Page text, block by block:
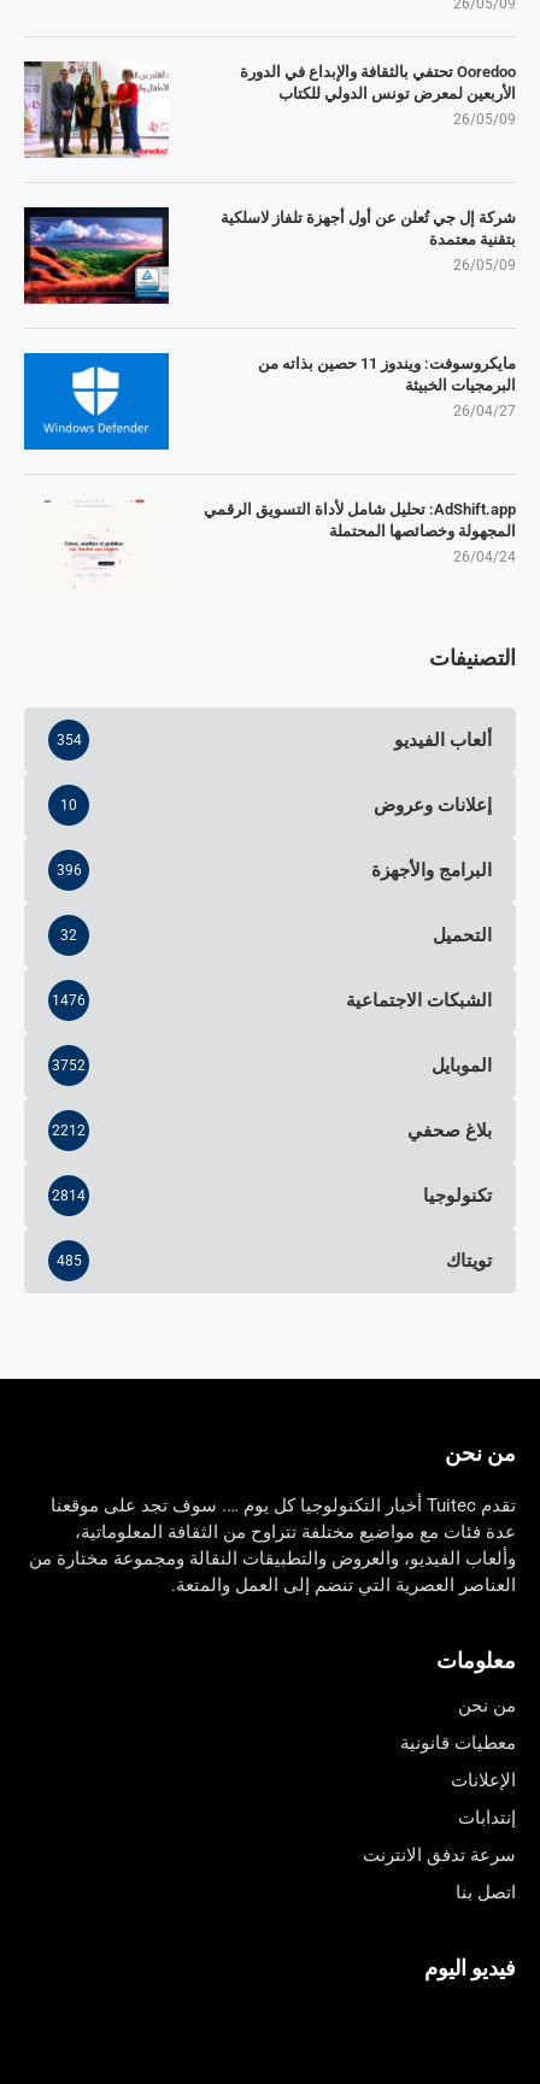
26/05/09
Ooredoo تحتفي بالثقافة والإبداع في الدورة
الأربعين لمعرض تونس الدولي للكتاب
26/05/09
شركة إل جي تُعلن عن أول أجهزة تلفاز لاسلكية
بتقنية معتمدة
26/05/09
مايكروسوفت: ويندوز 11 حصين بذاته من
البرمجيات الخبيثة
26/04/27
AdShift.app: تحليل شامل لأداة التسويق الرقمي
المجهولة وخصائصها المحتملة
26/04/24
التصنيفات
ألعاب الفيديو 354
إعلانات وعروض 10
البرامج والأجهزة 396
التحميل 32
الشبكات الاجتماعية 1476
الموبايل 3752
بلاغ صحفي 2212
تكنولوجيا 2814
تويتاك 485
من نحن
تقدم Tuitec أخبار التكنولوجيا كل يوم …. سوف تجد على موقعنا
عدة فئات مع مواضيع مختلفة تتراوح من الثقافة المعلوماتية،
وألعاب الفيديو، والعروض والتطبيقات النقالة ومجموعة مختارة من
العناصر العصرية التي تنضم إلى العمل والمتعة.
معلومات
من نحن
معطيات قانونية
الإعلانات
إنتدابات
سرعة تدفق الانترنت
اتصل بنا
فيديو اليوم